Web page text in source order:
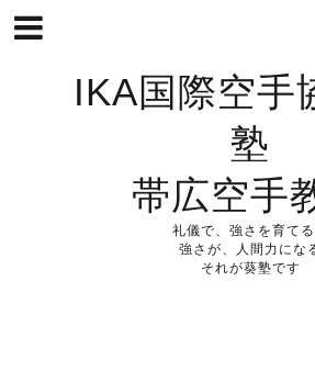
IKA国際空手
塾
帯広空手
礼儀で、強さを育てる
強さが、人間力にな
それが葵塾です